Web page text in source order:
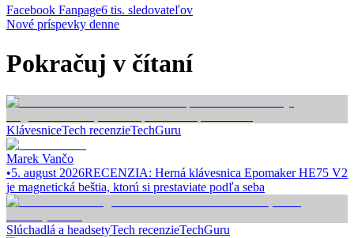
Facebook Fanpage6 tis. sledovateľov
Nové príspevky denne
Pokračuj v čítaní
KlávesniceTech recenzieTechGuru
Marek Vančo
•5. august 2026RECENZIA: Herná klávesnica Epomaker HE75 V2
je magnetická beštia, ktorú si prestaviate podľa seba
Slúchadlá a headsetyTech recenzieTechGuru